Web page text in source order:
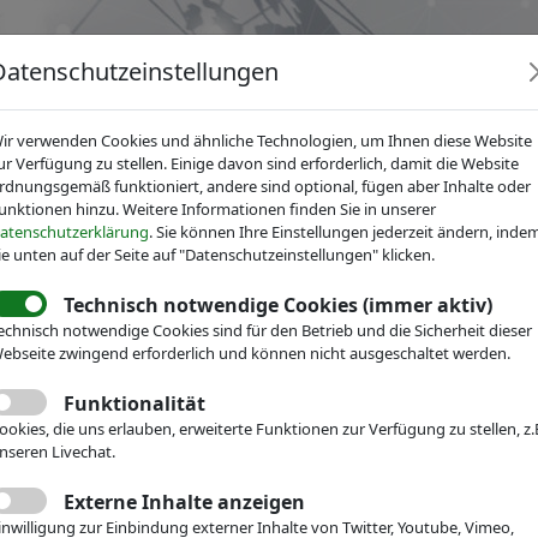
News Dienstleistungen Fachgruppen Über
Mikrotechnik News Pressemitteilungen
die Hightech-
Summit 2024
Fiction-Visionen von
verwenden Cookies und ähnliche Technologien, um Ihnen diese Website
Verfügung zu stellen. Einige davon sind erforderlich, damit die Website
funktioniert, andere sind optional, fügen aber Inhalte oder
hinzu. Weitere Informationen finden Sie in unserer
. Sie können Ihre Einstellungen jederzeit ändern,
unten auf der Seite auf "Datenschutzeinstellungen" klicken.
Technisch notwendige Cookies (immer aktiv)
notwendige Cookies sind für den Betrieb und die Sicherheit dieser
zwingend erforderlich und können nicht ausgeschaltet werden.
Funktionalität
die uns erlauben, erweiterte Funktionen zur Verfügung zu stellen,
Livechat.
Externe Inhalte anzeigen
zur Einbindung externer Inhalte von Twitter, Youtube, Vimeo,